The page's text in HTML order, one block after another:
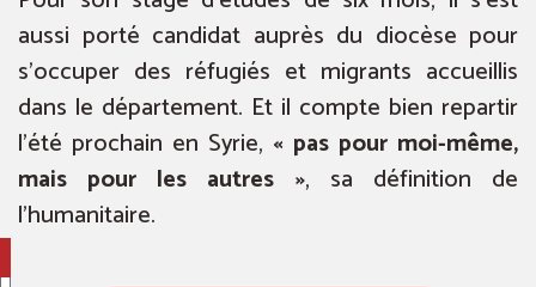
aussi porté candidat auprès du diocèse pour
s’occuper des réfugiés et migrants accueillis
dans le département. Et il compte bien repartir
l’été prochain en Syrie, « pas pour moi-même,
mais pour les autres », sa définition de
l’humanitaire.